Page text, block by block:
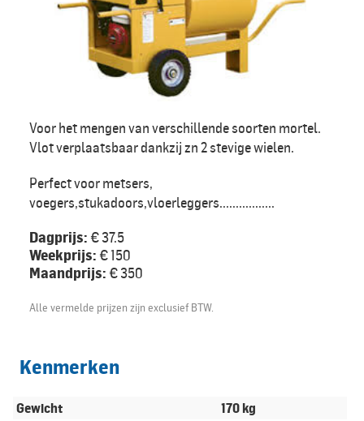
Voor het mengen van verschillende soorten mortel.
Vlot verplaatsbaar dankzij zn 2 stevige wielen.
Perfect voor metsers,
voegers,stukadoors,vloerleggers.................
Dagprijs: € 37.5
Weekprijs: € 150
Maandprijs: € 350
Alle vermelde prijzen zijn exclusief BTW.
Kenmerken
Gewicht
170 kg